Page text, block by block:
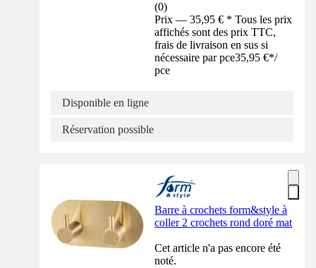
(0)
Prix — 35,95 € * Tous les prix
affichés sont des prix TTC,
frais de livraison en sus si
nécessaire par pce35,95 €*/
pce
Disponible en ligne
Réservation possible
Barre à crochets form&style à
coller 2 crochets rond doré mat
Cet article n'a pas encore été
noté.